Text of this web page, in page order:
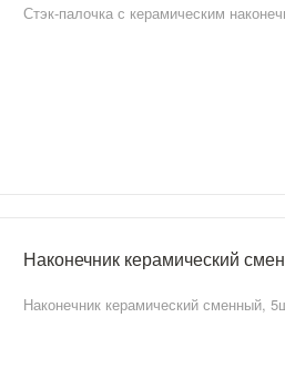
Стэк-палочка с керамическим
Наконечник керамический
Наконечник керамический сменный,